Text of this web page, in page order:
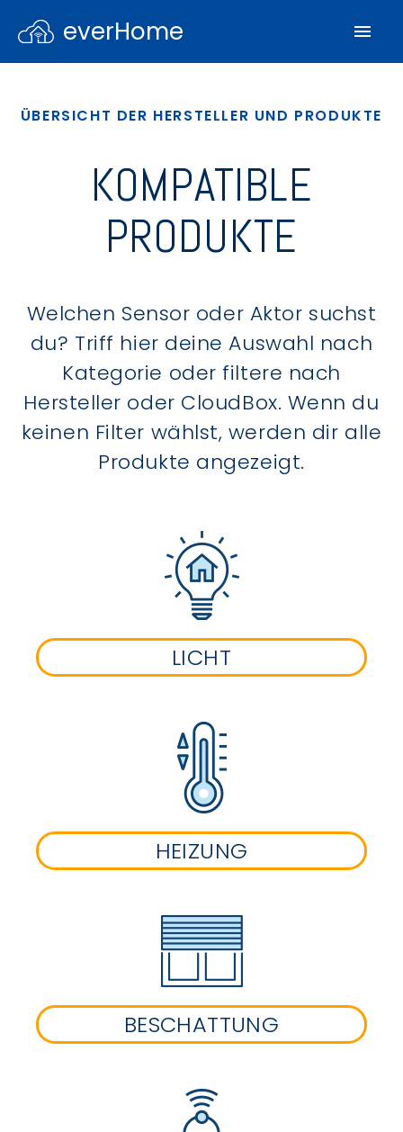
everHome
ÜBERSICHT DER HERSTELLER UND PRODUKTE
KOMPATIBLE
PRODUKTE
Welchen Sensor oder Aktor suchst
du? Triff hier deine Auswahl nach
Kategorie oder filtere nach
Hersteller oder CloudBox. Wenn du
keinen Filter wählst, werden dir alle
Produkte angezeigt.
LICHT
HEIZUNG
BESCHATTUNG